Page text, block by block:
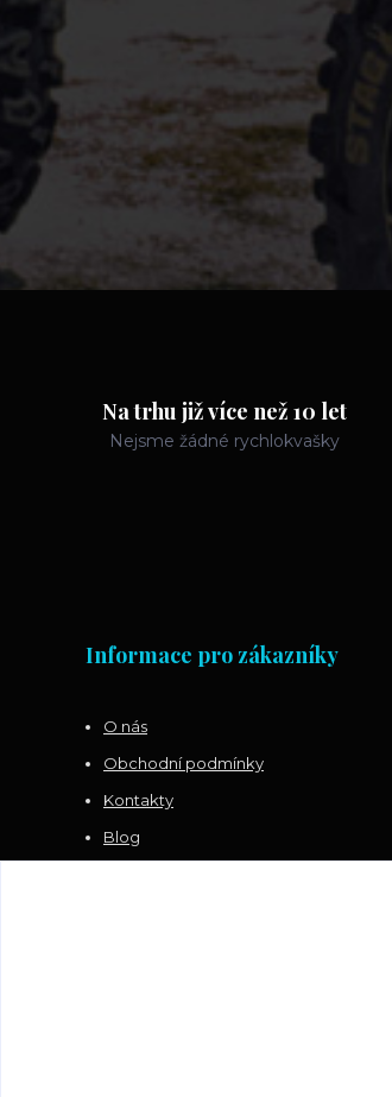
Na trhu již více než 10 let
Nejsme žádné rychlokvašky
Informace pro zákazníky
O nás
Obchodní podmínky
Kontakty
Blog